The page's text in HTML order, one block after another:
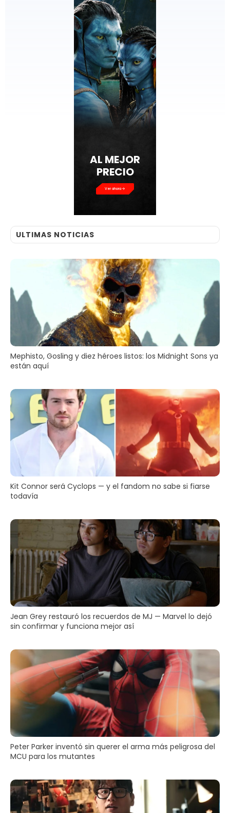
AL MEJOR
PRECIO
Ver ahora
ULTIMAS NOTICIAS
Mephisto, Gosling y diez héroes listos: los Midnight Sons ya
están aquí
Kit Connor será Cyclops — y el fandom no sabe si fiarse
todavía
Jean Grey restauró los recuerdos de MJ — Marvel lo dejó
sin confirmar y funciona mejor así
Peter Parker inventó sin querer el arma más peligrosa del
MCU para los mutantes